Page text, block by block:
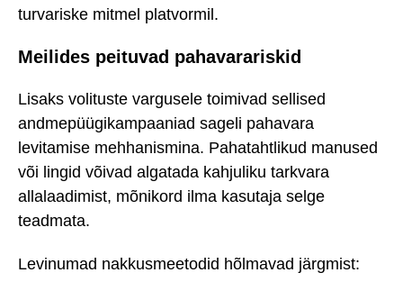
turvariske mitmel platvormil.
Meilides peituvad pahavarariskid
Lisaks volituste vargusele toimivad sellised
andmepüügikampaaniad sageli pahavara
levitamise mehhanismina. Pahatahtlikud manused
või lingid võivad algatada kahjuliku tarkvara
allalaadimist, mõnikord ilma kasutaja selge
teadmata.
Levinumad nakkusmeetodid hõlmavad järgmist: